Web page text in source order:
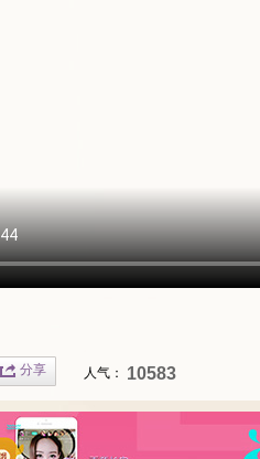
分享 人气： 10583